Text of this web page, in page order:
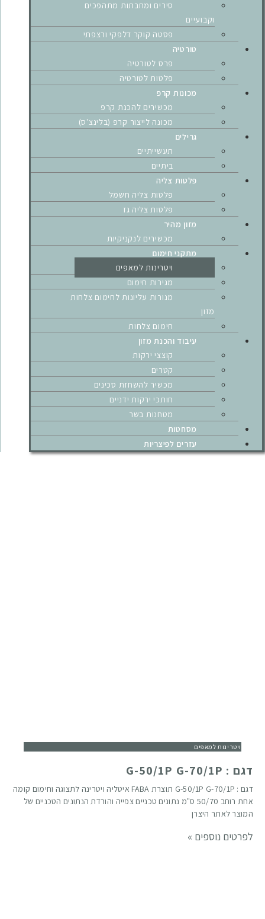
סירים ומחבתות מתהפכים
וקבועיים
פסטה קוקר דלפקי ורצפתי
טורטיה
פרס לטורטיה
פלטות לטורטיה
מכונות קרפ
מכשירים להכנת קרפ
מכונה לייצור קרפ (בלינצ'ס)
גרילים
תעשייתיים
ביתיים
פלטות צליה
פלטות צליה חשמל
פלטות צליה גז
מזון מהיר
מכשירים לנקניקיות
מתקני חימום
ויטרינות למאפים
מגירות חימום
מנורות עליונות לחימום צלחות
מזון
חימום צלחות
עיבוד והכנת מזון
קוצצי ירקות
קטרים
מכשיר להשחזת סכינים
חותכי ירקות ידניים
מטחנות בשר
מסחטות
עזרים לפיצריות
ויטרינות למאפים
דגם : G-50/1P G-70/1P
דגם : G-50/1P G-70/1P תוצרת FABA איטליה ויטרינה לתצוגה וחימום קומה
אחת רוחב 50/70 ס"מ נתונים טכניים צפייה והורדת הנתונים הטכניים של
המוצר לאתר היצרן
לפרטים נוספים »